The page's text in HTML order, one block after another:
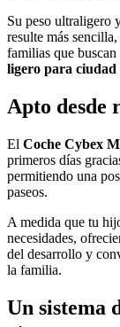
Su peso ultraligero
resulte más
familias que buscan
ligero para ciudad
Apto desde
El Coche Cybex
primeros días
permitiendo una
paseos.
A medida que tu
necesidades,
del desarrollo y
la familia.
Un sistema